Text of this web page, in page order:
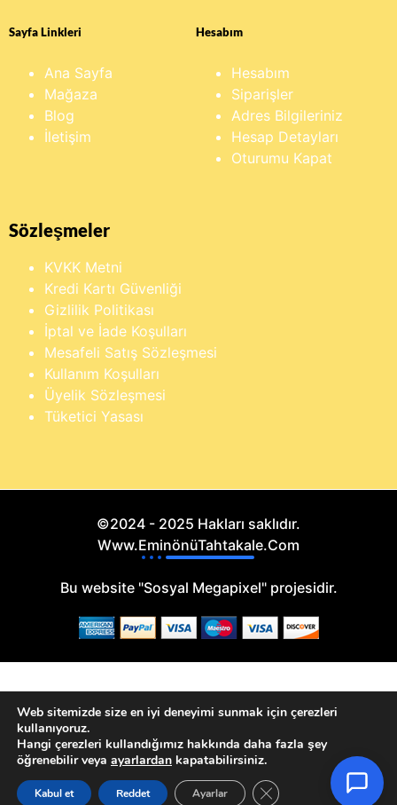
Sayfa Linkleri
Ana Sayfa
Mağaza
Blog
İletişim
Hesabım
Hesabım
Siparişler
Adres Bilgileriniz
Hesap Detayları
Oturumu Kapat
Sözleşmeler
KVKK Metni
Kredi Kartı Güvenliği
Gizlilik Politikası
İptal ve İade Koşulları
Mesafeli Satış Sözleşmesi
Kullanım Koşulları
Üyelik Sözleşmesi
Tüketici Yasası
©2024 - 2025 Hakları saklıdır.
Www.EminönüTahtakale.Com
Bu website "Sosyal Megapixel" projesidir.
Web sitemizde size en iyi deneyimi sunmak için çerezleri
kullanıyoruz.
Hangi çerezleri kullandığımız hakkında daha fazla şey
öğrenebilir veya ayarlardan kapatabilirsiniz.
Kabul et Reddet Ayarlar GDPR çerez şeridini